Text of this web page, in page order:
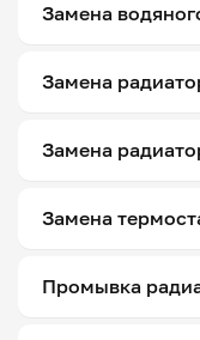
Замена
Замена
Замена
Замена
Промывка